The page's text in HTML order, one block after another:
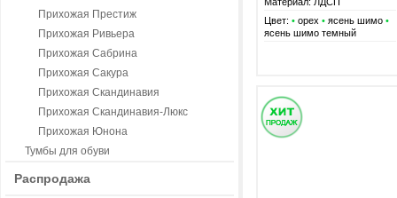
Прихожая Престиж
Прихожая Ривьера
Прихожая Сабрина
Прихожая Сакура
Прихожая Скандинавия
Прихожая Скандинавия-Люкс
Прихожая Юнона
Тумбы для обуви
Распродажа
Цвет: • орех • ясень шимо •
ясень шимо темный